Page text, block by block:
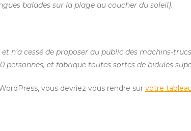
balades sur la plage au coucher du soleil).
et n’a cessé de proposer au public des machins-
personnes, et fabrique toutes sortes de bidules
vous devriez vous rendre sur votre